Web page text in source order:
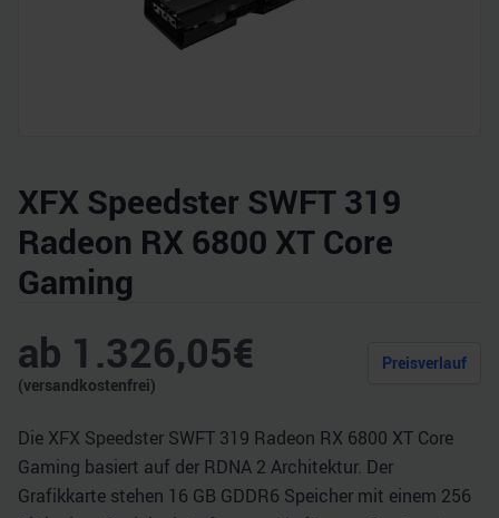
XFX Speedster SWFT 319
Radeon RX 6800 XT Core
Gaming
ab 1.326,05€
(versandkostenfrei)
Preisverlauf
Die XFX Speedster SWFT 319 Radeon RX 6800 XT Core
Gaming basiert auf der RDNA 2 Architektur. Der
Grafikkarte stehen 16 GB GDDR6 Speicher mit einem 256